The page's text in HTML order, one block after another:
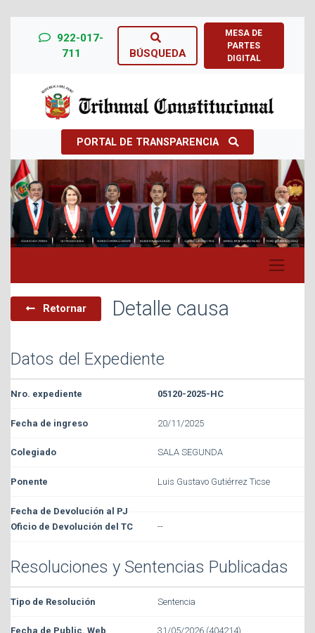
922-017-
711
BÚSQUEDA
MESA DE
PARTES
DIGITAL
PORTAL DE TRANSPARENCIA
Previous Next
Retornar Detalle causa
Datos del Expediente
05120-2025-HC
20/11/2025
SALA SEGUNDA
Luis Gustavo Gutiérrez Ticse
--
Resoluciones y Sentencias Publicadas
Sentencia
31/05/2026 (404214)